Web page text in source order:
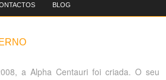
BLOG
a Alpha Centauri foi criada. O seu